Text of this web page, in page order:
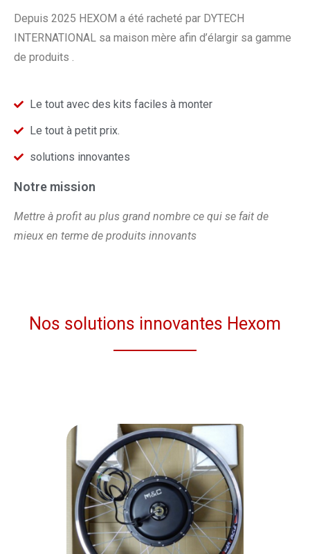
Depuis 2025 HEXOM a été racheté par DYTECH
INTERNATIONAL sa maison mère afin d’élargir sa gamme
de produits .
Le tout avec des kits faciles à monter
Le tout à petit prix.
solutions innovantes
Notre mission
Mettre à profit au plus grand nombre ce qui se fait de
mieux en terme de produits innovants
Nos solutions innovantes Hexom